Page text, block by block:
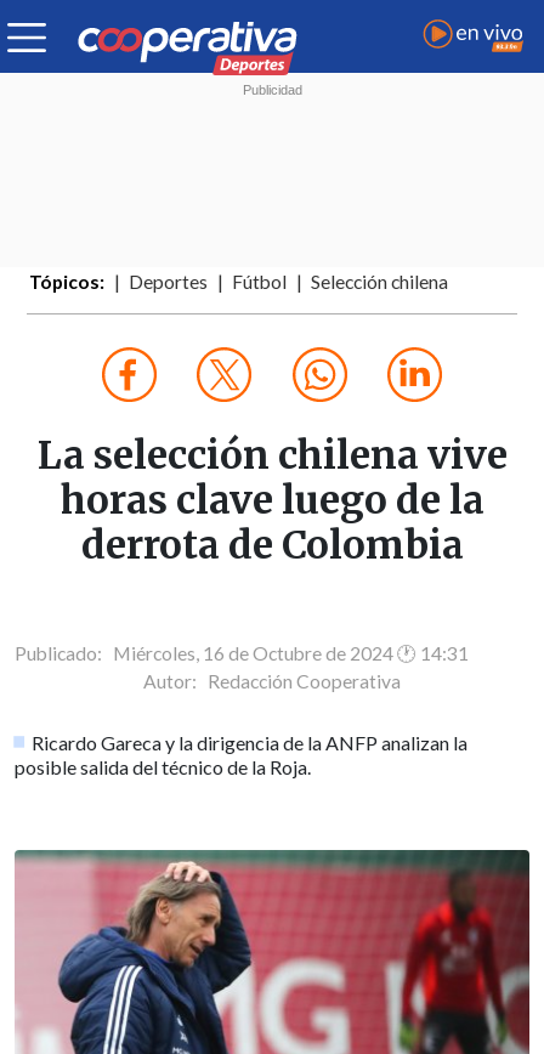
Tópicos: Deportes Fútbol Selección chilena
La selección chilena vive
horas clave luego de la
derrota de Colombia
Publicado: Miércoles, 16 de Octubre de 2024 🕐 14:31
Autor: Redacción Cooperativa
Ricardo Gareca y la dirigencia de la ANFP analizan la
posible salida del técnico de la Roja.